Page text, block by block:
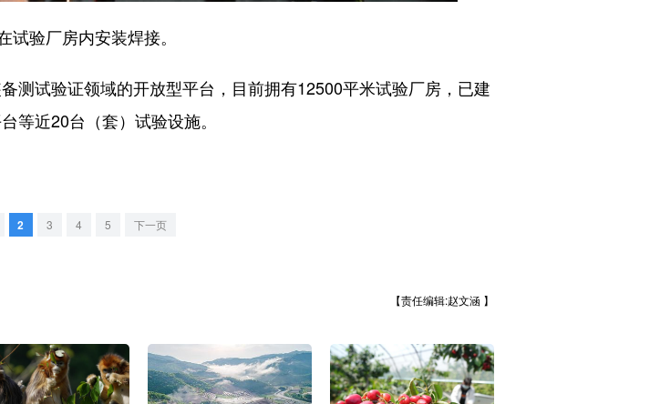
验厂房内安装焊接。
试验证领域的开放型平台，目前拥有12500平米试验厂房，已建
等近20台（套）试验设施。
2 3 4 5 下一页
【责任编辑:赵文涵 】